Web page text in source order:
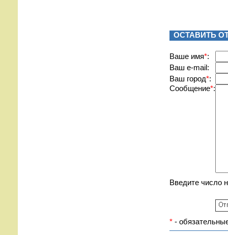
ОСТАВИТЬ
Вашe имя*:
Ваш e-mail:
Ваш город*:
Сообщение*:
Введите число
* -